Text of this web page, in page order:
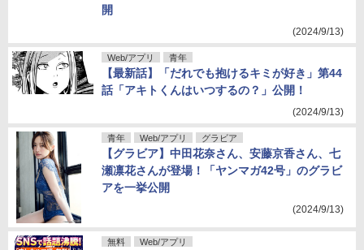
開
(2024/9/13)
Web/アプリ 青年
【最新話】「だれでも抱けるキミが好き」第44
話「アキトくんはいつするの？」公開！
(2024/9/13)
青年 Web/アプリ グラビア
【グラビア】中田花奈さん、安藤京香さん、七
瀬凛花さんが登場！「ヤンマガ42号」のグラビ
アを一挙公開
(2024/9/13)
無料 Web/アプリ